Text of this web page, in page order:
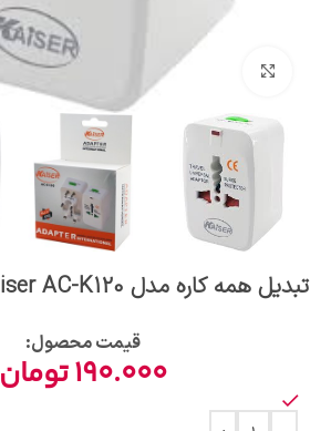
بزرگنمایی تصویر
تبدیل همه کاره مدل Kaiser AC-K120
قیمت محصول:​
190.000تومان